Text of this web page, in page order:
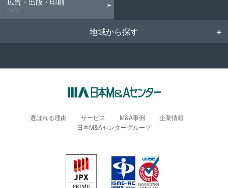
(101)
地域から探す
選ばれる理由 サービス M&A事例
企業情報
日本M&Aセンターグループ